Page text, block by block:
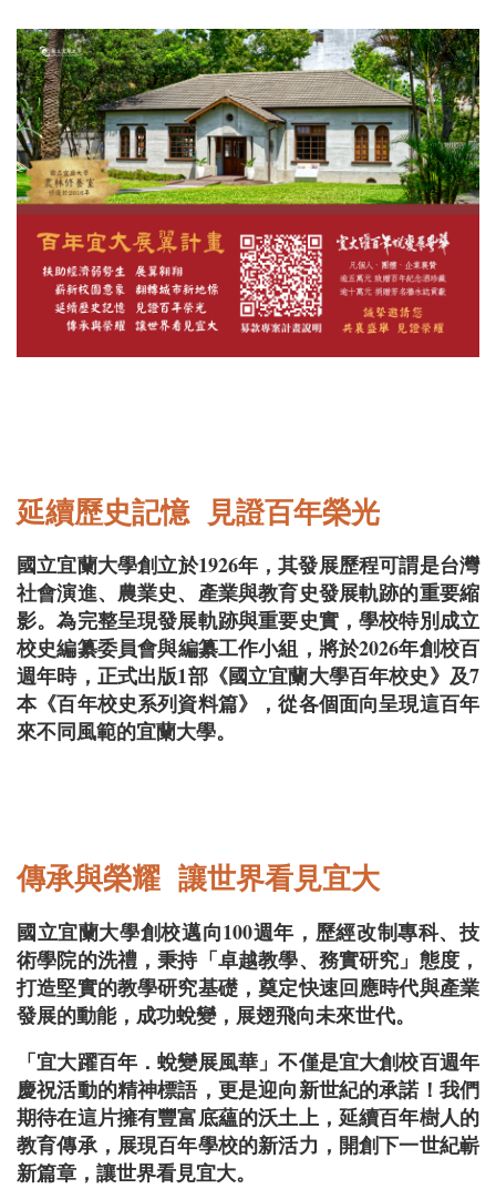
延續歷史記憶 見證百年榮光
國立宜蘭大學創立於1926年，其發展歷程可謂是台灣
社會演進、農業史、產業與教育史發展軌跡的重要縮
影。為完整呈現發展軌跡與重要史實，學校特別成立
校史編纂委員會與編纂工作小組，將於2026年創校百
週年時，正式出版1部《國立宜蘭大學百年校史》及7
本《百年校史系列資料篇》，從各個面向呈現這百年
來不同風範的宜蘭大學。
傳承與榮耀 讓世界看見宜大
國立宜蘭大學創校邁向100週年，歷經改制專科、技
術學院的洗禮，秉持「卓越教學、務實研究」態度，
打造堅實的教學研究基礎，奠定快速回應時代與產業
發展的動能，成功蛻變，展翅飛向未來世代。
「宜大躍百年．蛻變展風華」不僅是宜大創校百週年
慶祝活動的精神標語，更是迎向新世紀的承諾！我們
期待在這片擁有豐富底蘊的沃土上，延續百年樹人的
教育傳承，展現百年學校的新活力，開創下一世紀嶄
新篇章，讓世界看見宜大。